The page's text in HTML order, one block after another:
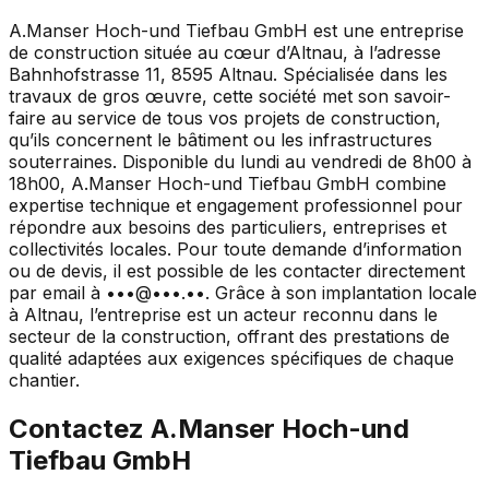
A.Manser Hoch-und Tiefbau GmbH est une entreprise
de construction située au cœur d’Altnau, à l’adresse
Bahnhofstrasse 11, 8595 Altnau. Spécialisée dans les
travaux de gros œuvre, cette société met son savoir-
faire au service de tous vos projets de construction,
qu’ils concernent le bâtiment ou les infrastructures
souterraines. Disponible du lundi au vendredi de 8h00 à
18h00, A.Manser Hoch-und Tiefbau GmbH combine
expertise technique et engagement professionnel pour
répondre aux besoins des particuliers, entreprises et
collectivités locales. Pour toute demande d’information
ou de devis, il est possible de les contacter directement
par email à •••@•••.••. Grâce à son implantation locale
à Altnau, l’entreprise est un acteur reconnu dans le
secteur de la construction, offrant des prestations de
qualité adaptées aux exigences spécifiques de chaque
chantier.
Contactez A.Manser Hoch-und
Tiefbau GmbH